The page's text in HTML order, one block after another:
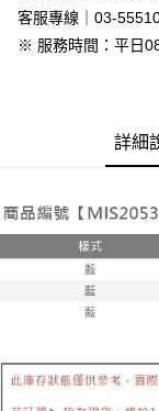
免運費
7-11付款取貨
離島郵局配送
每筆NT$90，滿
【宇迅國際】限一
客服專線｜03-
※ 服務時間：平日
詳細